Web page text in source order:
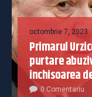
octombrie 7, 2023
Primarul
purtare
închisoarea
0 Comentariu